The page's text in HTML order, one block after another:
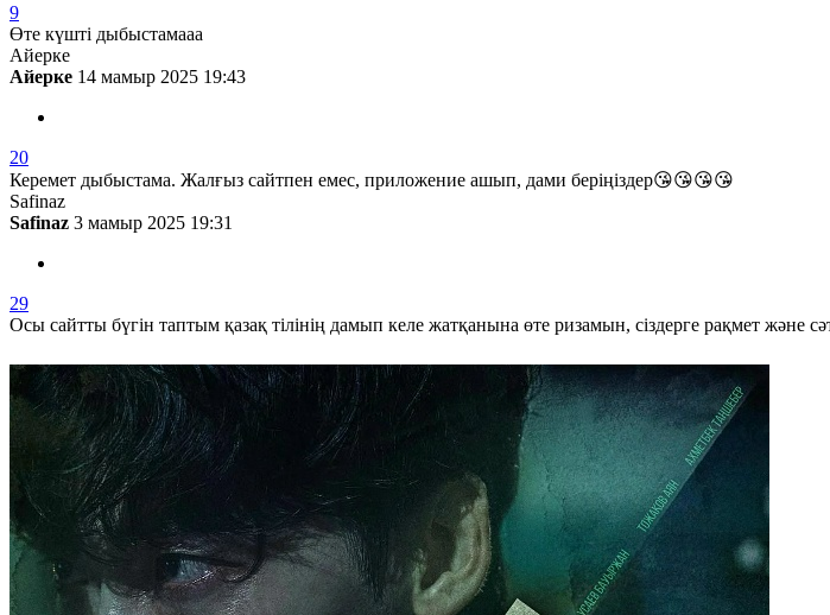
9
Өте күшті дыбыстамааа
Айерке
Айерке 14 мамыр 2025 19:43
20
Керемет дыбыстама. Жалғыз сайтпен емес, приложение ашып, дами беріңіздер😘😘😘😘
Safinaz
Safinaz 3 мамыр 2025 19:31
29
Осы сайтты бүгін таптым қазақ тілінің дамып келе жатқанына өте ризамын, сіздерге рақмет және